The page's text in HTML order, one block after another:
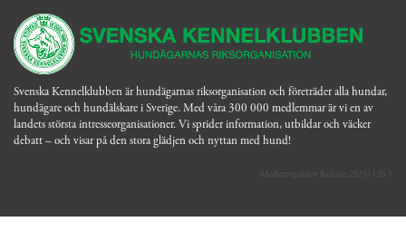
Svenska Kennelklubben är hundägarnas riksorganisation och företräder alla hundar,
hundägare och hundälskare i Sverige. Med våra 300 000 medlemmar är vi en av
landets största intresseorganisationer. Vi sprider information, utbildar och väcker
debatt – och visar på den stora glädjen och nyttan med hund!
Medlemsguiden Release 20251126.1